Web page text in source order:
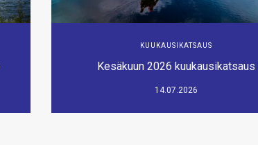
KUUKAUSIKATSAUS
Kesäkuun 2026 kuukausikatsaus
14.07.2026